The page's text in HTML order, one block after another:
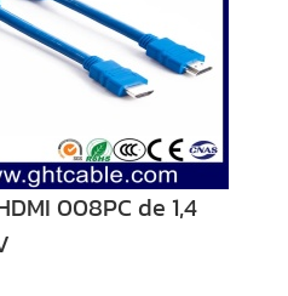
008PC de 1,4